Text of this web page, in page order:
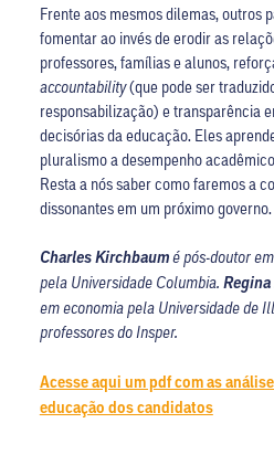
Frente aos mesmos dilemas, outros
fomentar ao invés de erodir as
professores, famílias e alunos,
accountability(que pode ser
responsabilização) e transparência
decisórias da educação. Eles
pluralismo a desempenho
Resta a nós saber como faremos a
dissonantes em um próximo governo.
Charles Kirchbaumé pós-doutor
pela Universidade Columbia. Regina
em economia pela Universidade de
professores do Insper.
Acesse aqui um pdf com as
educação dos candidatos